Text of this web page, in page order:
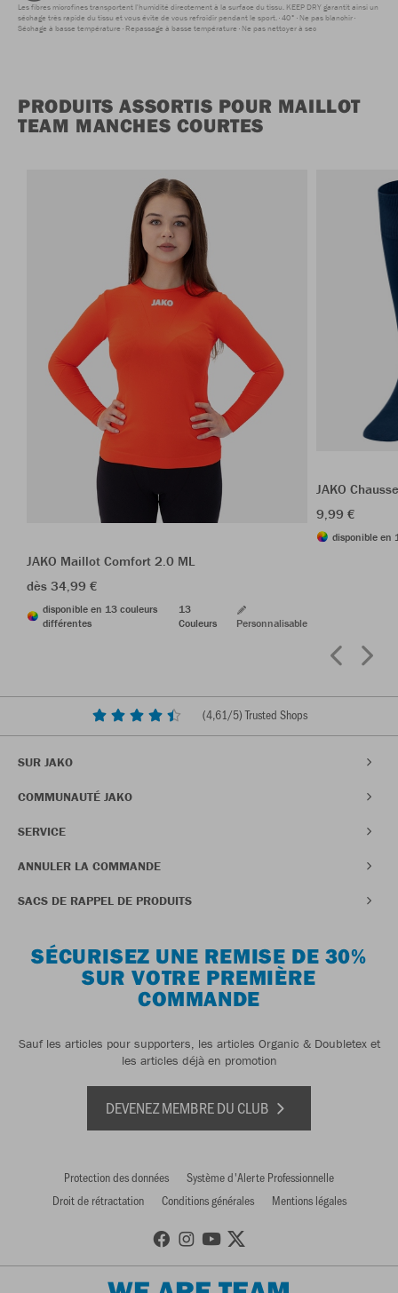
Les fibres microfines transportent l'humidité directement à la surface du tissu. KEEP DRY garantit ainsi un
séchage très rapide du tissu et vous évite de vous refroidir pendant le sport. 40° Ne pas blanchir
Séchage à basse température Repassage à basse température Ne pas nettoyer à sec
PRODUITS ASSORTIS POUR MAILLOT
TEAM MANCHES COURTES
JAKO Maillot Comfort 2.0 ML
dès 34,99 €
disponible en 13 couleurs
différentes
13
Couleurs
Personnalisable
JAKO
9,99 €
disponible en
(4,61/5) Trusted Shops
SUR JAKO
COMMUNAUTÉ JAKO
SERVICE
ANNULER LA COMMANDE
SACS DE RAPPEL DE PRODUITS
SÉCURISEZ UNE REMISE DE 30%
SUR VOTRE PREMIÈRE
COMMANDE
Sauf les articles pour supporters, les articles Organic & Doubletex et
les articles déjà en promotion
DEVENEZ MEMBRE DU CLUB
Protection des données
Système d'Alerte Professionnelle
Droit de rétractation
Conditions générales Mentions légales